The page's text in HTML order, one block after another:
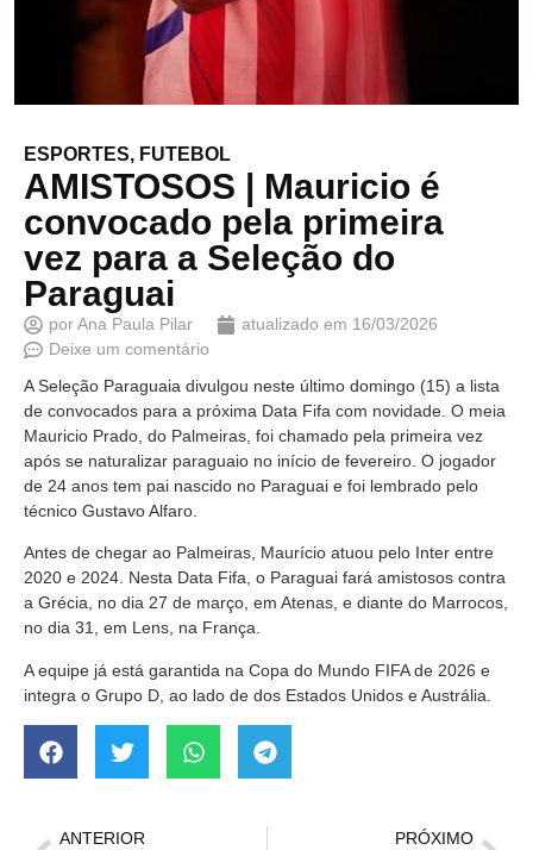
ESPORTES, FUTEBOL
AMISTOSOS | Mauricio é
convocado pela primeira
vez para a Seleção do
Paraguai
porAna Paula Pilar atualizado em 16/03/2026
Deixe um comentário
A Seleção Paraguaia divulgou neste último domingo (15) a lista
de convocados para a próxima Data Fifa com novidade. O meia
Mauricio Prado, do Palmeiras, foi chamado pela primeira vez
após se naturalizar paraguaio no início de fevereiro. O jogador
de 24 anos tem pai nascido no Paraguai e foi lembrado pelo
técnico Gustavo Alfaro.
Antes de chegar ao Palmeiras, Maurício atuou pelo Inter entre
2020 e 2024. Nesta Data Fifa, o Paraguai fará amistosos contra
a Grécia, no dia 27 de março, em Atenas, e diante do Marrocos,
no dia 31, em Lens, na França.
A equipe já está garantida na Copa do Mundo FIFA de 2026 e
integra o Grupo D, ao lado de dos Estados Unidos e Austrália.
ANTERIOR PRÓXIMO